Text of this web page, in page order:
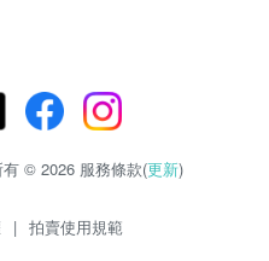
© 2026 服務條款(更新)
| 拍賣使用規範